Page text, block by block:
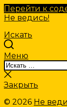
Перейти к
Не ведись!
Искать
Меню
Искать:
Закрыть
поиск
Закрыть
© 2026 Не